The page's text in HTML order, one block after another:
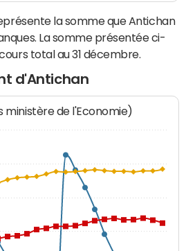
la somme que Antichan
La somme présentée ci-
total au 31 décembre.
d'Antichan
ministère de l'Economie)